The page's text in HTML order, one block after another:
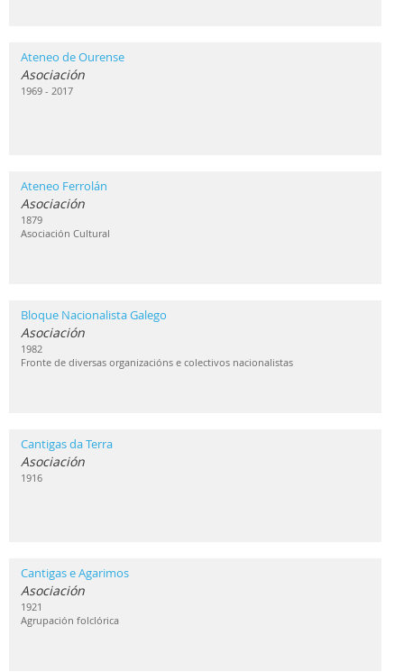
Ateneo de Ourense
Asociación
1969 - 2017
Ateneo Ferrolán
Asociación
1879
Asociación Cultural
Bloque Nacionalista Galego
Asociación
1982
Fronte de diversas organizacións e colectivos nacionalistas
Cantigas da Terra
Asociación
1916
Cantigas e Agarimos
Asociación
1921
Agrupación folclórica